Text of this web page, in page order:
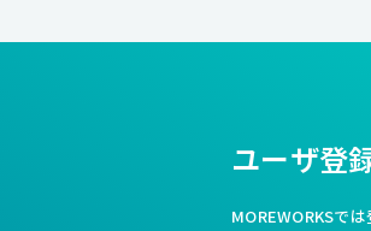
ユーザ登
MOREWORKSで